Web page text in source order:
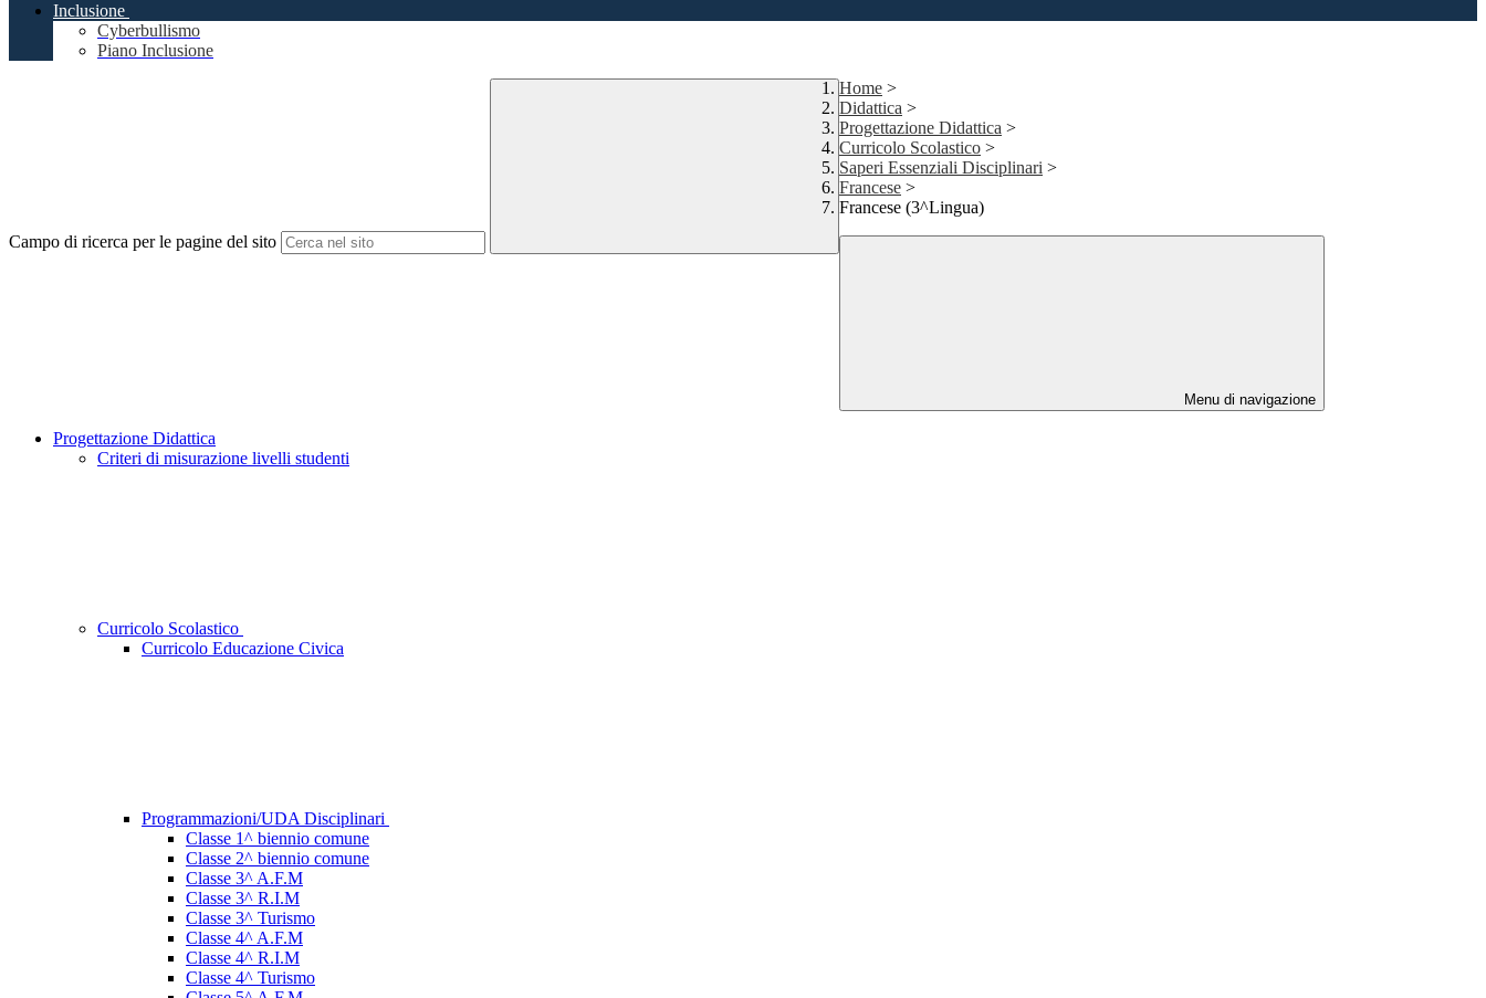
Inclusione
Cyberbullismo
Piano Inclusione
Campo di ricerca per le pagine del sito
Home >
Didattica >
Progettazione Didattica >
Curricolo Scolastico >
Saperi Essenziali Disciplinari >
Francese >
Francese (3^Lingua)
Menu di navigazione
Progettazione Didattica
Criteri di misurazione livelli studenti
Curricolo Scolastico
Curricolo Educazione Civica
Programmazioni/UDA Disciplinari
Classe 1^ biennio comune
Classe 2^ biennio comune
Classe 3^ A.F.M
Classe 3^ R.I.M
Classe 3^ Turismo
Classe 4^ A.F.M
Classe 4^ R.I.M
Classe 4^ Turismo